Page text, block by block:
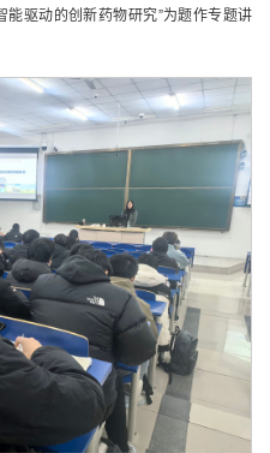
能驱动的创新药物研究”为题作专题讲